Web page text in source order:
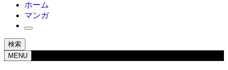
ホーム
マンガ
検索
MENU